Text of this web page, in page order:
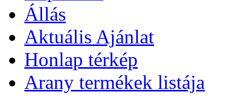
Állás
Aktuális Ajánlat
Honlap térkép
Arany termékek listája